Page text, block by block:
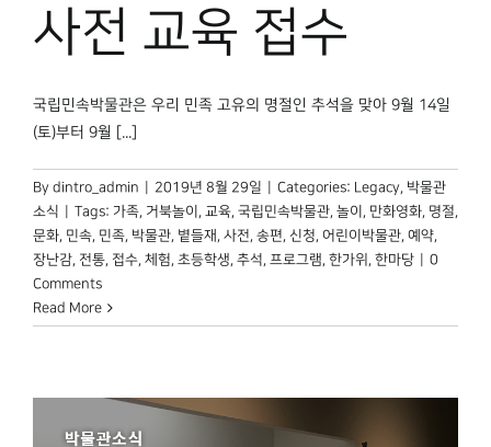
사전 교육 접수
국립민속박물관은 우리 민족 고유의 명절인 추석을 맞아 9월 14일
(토)부터 9월 [...]
By dintro_admin 2019년 8월 29일 Categories: Legacy 박물관
소식
Tags: 가족 거북놀이 교육 국립민속박물관 놀이 만화영화 명절
문화 민속 민족 박물관 볕들재 사전 송편 신청 어린이박물관 예약
장난감 전통 접수 체험 초등학생 추석 프로그램 한가위 한마당
0
Comments
Read More